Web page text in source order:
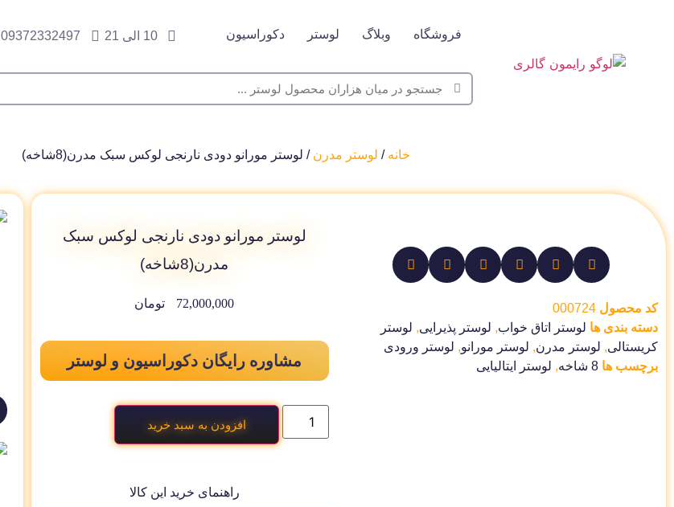
فروشگاه وبلاگ لوستر دکوراسیون 10 الی 21 09372332497
خانه / لوستر مدرن / لوستر مورانو دودی نارنجی لوکس سبک مدرن(8شاخه)
کد محصول 000724
دسته بندی ها لوستر اتاق خواب, لوستر پذیرایی, لوستر
کریستالی, لوستر مدرن, لوستر مورانو, لوستر ورودی
برچسب ها 8 شاخه , لوستر ایتالیایی
لوستر مورانو دودی نارنجی لوکس سبک
مدرن(8شاخه)
72,000,000 تومان
مشاوره رایگان دکوراسیون و لوستر
افزودن به سبد خرید
راهنمای خرید این کالا